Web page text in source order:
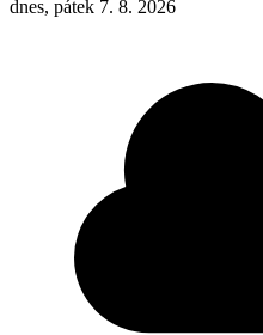
dnes, pátek 7. 8. 2026